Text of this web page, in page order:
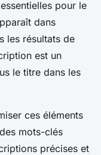
pour le
dans
les résultats de
est un
le titre dans les
ces éléments
mots-clés
précises et